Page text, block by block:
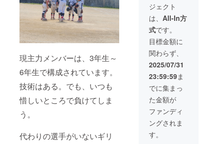
現主力メンバーは、3年生～
6年生で構成されています。
技術はある。でも、いつも
惜しいところで負けてしま
う。
代わりの選手がいないギリ
ジェクト
は、 All-In方
式です。
目標金額に
関わらず、
2025/07/31
23:59:59ま
でに集まっ
た金額が
ファンディ
ングされま
す。